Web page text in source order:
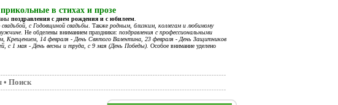
в стихах и прозе
поздравления с днем рождения и с юбилеем
свадьбой, с Годовщиной свадьбы . Также родным, близким, коллегам и любимому
. Не обделены вниманием праздники: поздравления с профессиональными
Крещением, 14 февраля - День Святого Валентина, 23 февраля - День Защитников
с 1 мая - День весны и труда, с 9 мая (День Победы). Особое внимание уделено
• Поиск